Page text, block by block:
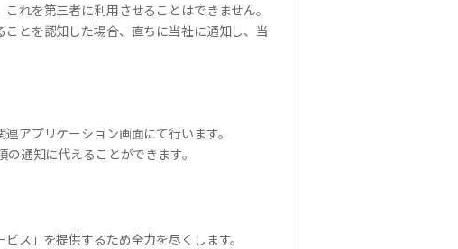
れを第三者に利用させることはできません。
とを認知した場合、直ちに当社に通知し、当
アプリケーション画面にて行います。
通知に代えることができます。
ス」を提供するため全力を尽くします。